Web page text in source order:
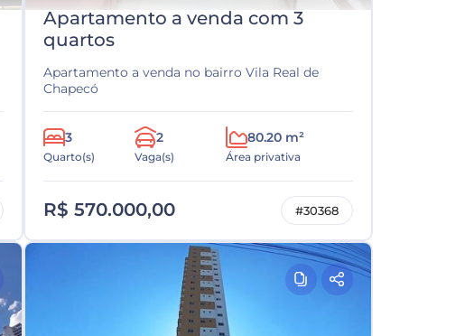
Apartamento a venda com 3
quartos
Apartamento a venda no bairro Vila Real de
Chapecó
3
Quarto(s)
2
Vaga(s)
80.20 m²
Área privativa
R$ 570.000,00 #30368